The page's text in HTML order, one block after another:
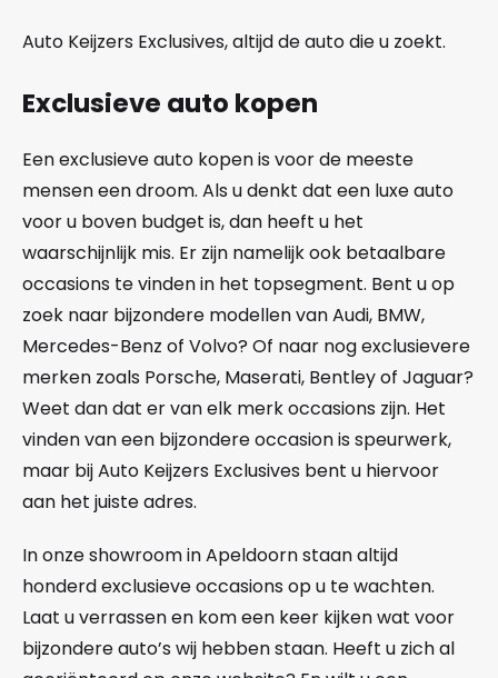
Auto Keijzers Exclusives, altijd de auto die u zoekt.
Exclusieve auto kopen
Een exclusieve auto kopen is voor de meeste
mensen een droom. Als u denkt dat een luxe auto
voor u boven budget is, dan heeft u het
waarschijnlijk mis. Er zijn namelijk ook betaalbare
occasions te vinden in het topsegment. Bent u op
zoek naar bijzondere modellen van Audi, BMW,
Mercedes-Benz of Volvo? Of naar nog exclusievere
merken zoals Porsche, Maserati, Bentley of Jaguar?
Weet dan dat er van elk merk occasions zijn. Het
vinden van een bijzondere occasion is speurwerk,
maar bij Auto Keijzers Exclusives bent u hiervoor
aan het juiste adres.
In onze showroom in Apeldoorn staan altijd
honderd exclusieve occasions op u te wachten.
Laat u verrassen en kom een keer kijken wat voor
bijzondere auto’s wij hebben staan. Heeft u zich al